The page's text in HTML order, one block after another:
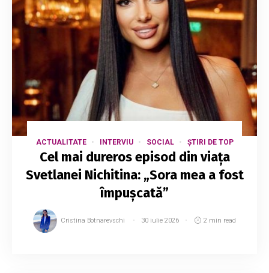
ACTUALITATE INTERVIU SOCIAL ȘTIRI DE TOP
Cel mai dureros episod din viața
Svetlanei Nichitina: „Sora mea a fost
împușcată”
Cristina Botnarevschi 30 iulie 2026 2 min read